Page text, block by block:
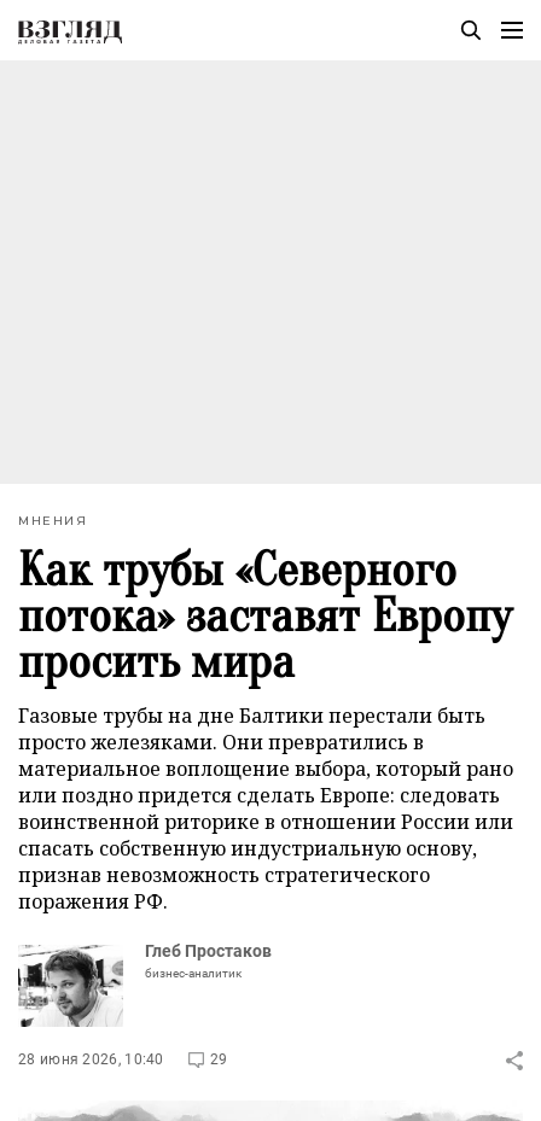
МНЕНИЯ
Как трубы «Северного
потока» заставят Европу
просить мира
Газовые трубы на дне Балтики перестали быть
просто железяками. Они превратились в
материальное воплощение выбора, который рано
или поздно придется сделать Европе: следовать
воинственной риторике в отношении России или
спасать собственную индустриальную основу,
признав невозможность стратегического
поражения РФ.
Глеб Простаков
бизнес-аналитик
28 июня 2026, 10:40 29